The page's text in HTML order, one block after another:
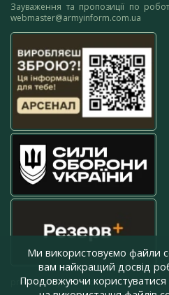
Зауваження та пропозиції по
webmaster@armyinform.com.ua
press@armyinform.com.ua
Ми використовуємо файли
вам найкращий досвід
Продовжуючи користуватися